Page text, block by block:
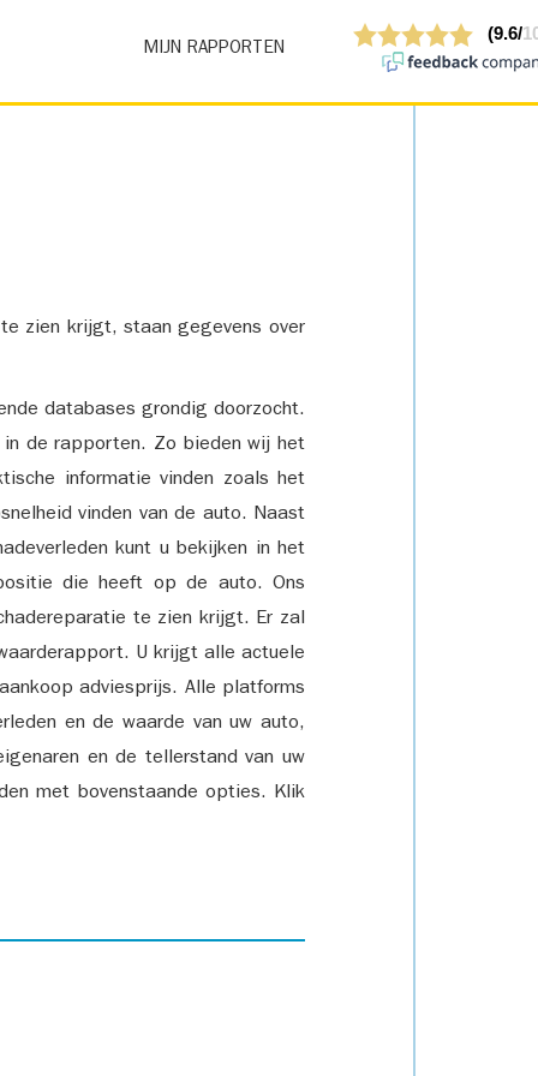
MIJN RAPPORTEN
zien krijgt, staan gegevens over
databases grondig doorzocht.
de rapporten. Zo bieden wij het
informatie vinden zoals het
vinden van de auto. Naast
kunt u bekijken in het
die heeft op de auto. Ons
te zien krijgt. Er zal
U krijgt alle actuele
adviesprijs. Alle platforms
en de waarde van uw auto,
en de tellerstand van uw
met bovenstaande opties. Klik